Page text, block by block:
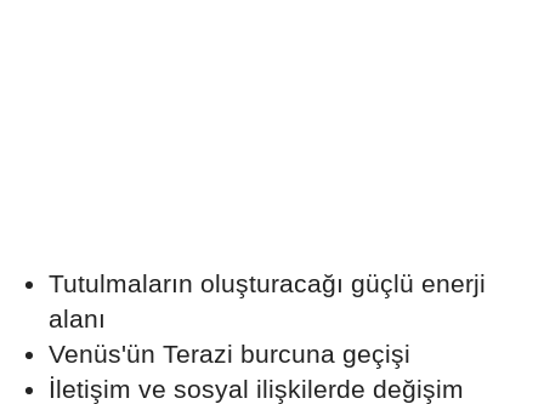
Tutulmaların oluşturacağı güçlü enerji
alanı
Venüs'ün Terazi burcuna geçişi
İletişim ve sosyal ilişkilerde değişim